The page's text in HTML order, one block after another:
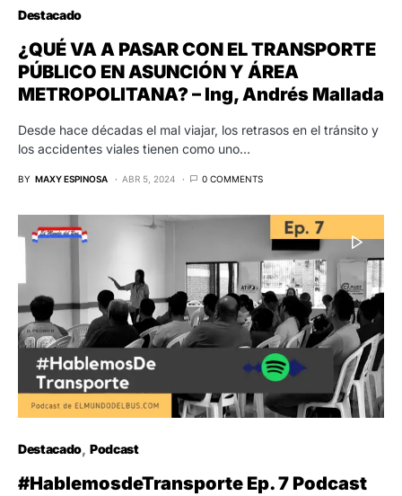
Destacado
¿QUÉ VA A PASAR CON EL TRANSPORTE
PÚBLICO EN ASUNCIÓN Y ÁREA
METROPOLITANA? – Ing, Andrés Mallada
Desde hace décadas el mal viajar, los retrasos en el tránsito y
los accidentes viales tienen como uno…
BY MAXY ESPINOSA ABR 5, 2024 0 COMMENTS
Destacado Podcast
#HablemosdeTransporte Ep. 7 Podcast